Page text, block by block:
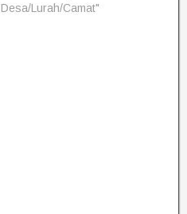
Desa/Lurah/Camat"